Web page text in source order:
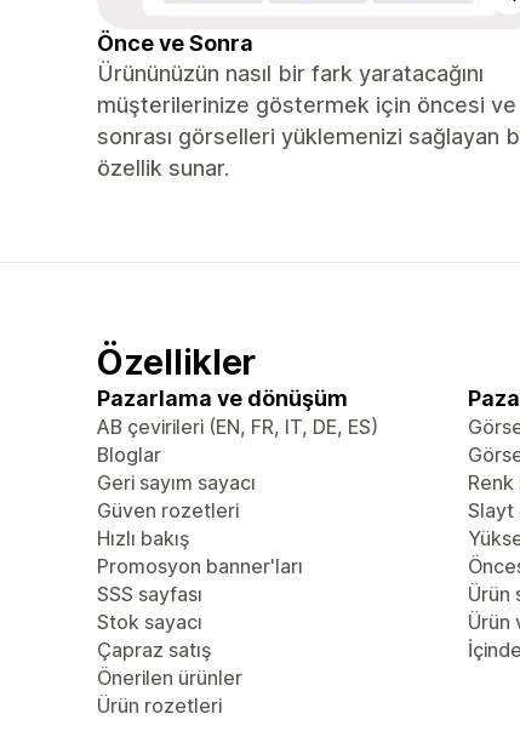
Önce ve Sonra
Ürününüzün nasıl bir fark yaratacağını
müşterilerinize göstermek için öncesi ve
sonrası görselleri yüklemenizi sağlayan
özellik sunar.
Özellikler
Pazarlama ve dönüşüm
AB çevirileri (EN, FR, IT, DE, ES)
Bloglar
Geri sayım sayacı
Güven rozetleri
Hızlı bakış
Promosyon banner'ları
SSS sayfası
Stok sayacı
Çapraz satış
Önerilen ürünler
Ürün rozetleri
Renk
Slayt
Ürün
Ürün